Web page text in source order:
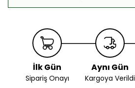
İlk Gün
Sipariş Onayı
Aynı Gün
Kargoya Verildi